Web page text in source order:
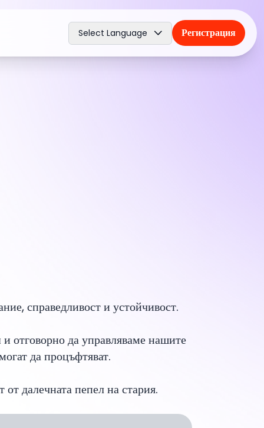
Select Language Регистрация
справедливост и устойчивост.
отговорно да управляваме нашите
да процъфтяват.
далечната пепел на стария.